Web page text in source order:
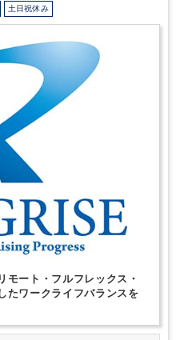
土日祝休み
モート・フルフレックス・
たワークライフバランスを